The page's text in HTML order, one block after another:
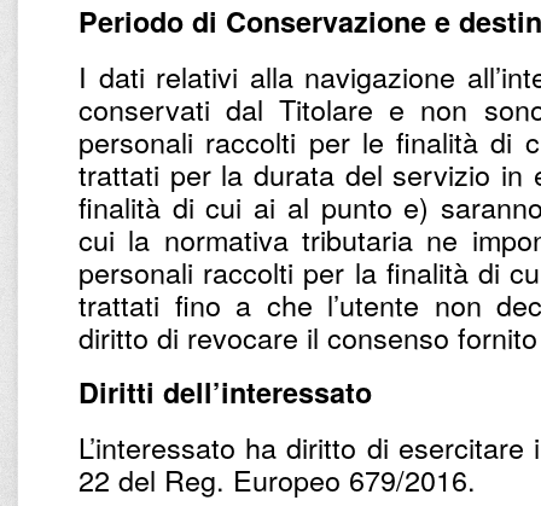
Periodo di Conservazione e
I dati relativi alla navigazione
conservati dal Titolare e non
personali raccolti per le finalità di
trattati per la durata del servizio in
finalità di cui ai al punto e)
cui la normativa tributaria ne
personali raccolti per la finalità di
trattati fino a che l’utente non
diritto di revocare il consenso
Diritti dell’interessato
L’interessato ha diritto di
22 del Reg. Europeo 679/2016.